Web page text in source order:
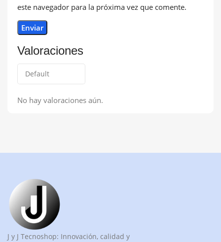
Valoraciones
No hay valoraciones aún.
este navegador para la próxima vez que comente.
J y J Tecnoshop: Innovación, calidad y